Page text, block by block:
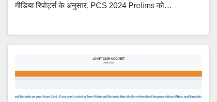
मीडिया रिपोर्ट्स के अनुसार, PCS 2024 Prelims को…